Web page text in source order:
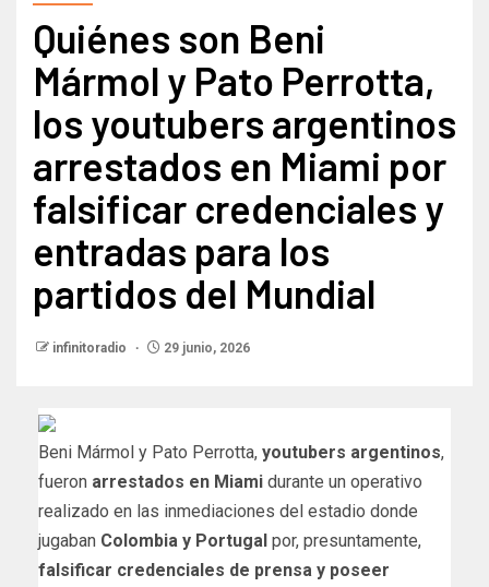
Quiénes son Beni
Mármol y Pato Perrotta,
los youtubers argentinos
arrestados en Miami por
falsificar credenciales y
entradas para los
partidos del Mundial
infinitoradio 29 junio, 2026
Beni Mármol y Pato Perrotta, youtubers argentinos,
fueron arrestados en Miami durante un operativo
realizado en las inmediaciones del estadio donde
jugaban Colombia y Portugal por, presuntamente,
falsificar credenciales de prensa y poseer